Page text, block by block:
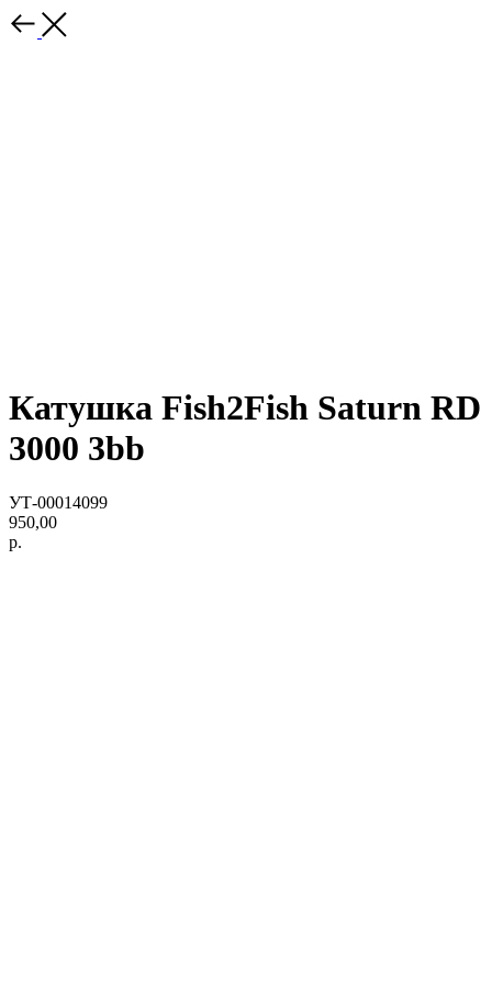
Катушка Fish2Fish Saturn RD
3000 3bb
УТ-00014099
950,00
р.